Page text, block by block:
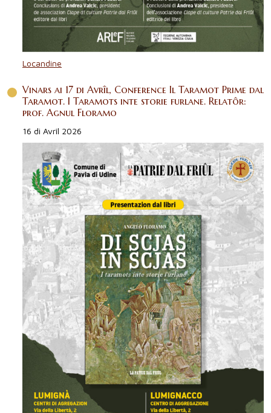
Locandine
Vinars ai 17 di Avrîl, Conference Il Taramot Prime dal
Taramot. I Taramots inte storie furlane. Relatôr:
prof. Agnul Floramo
16 di Avrîl 2026